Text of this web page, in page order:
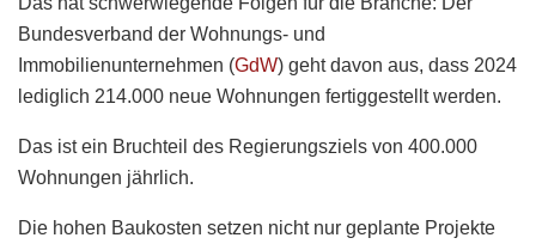
Bundesverband der Wohnungs- und
Immobilienunternehmen (GdW) geht davon aus, dass 2024
lediglich 214.000 neue Wohnungen fertiggestellt werden.
Das ist ein Bruchteil des Regierungsziels von 400.000
Wohnungen jährlich.
Die hohen Baukosten setzen nicht nur geplante Projekte